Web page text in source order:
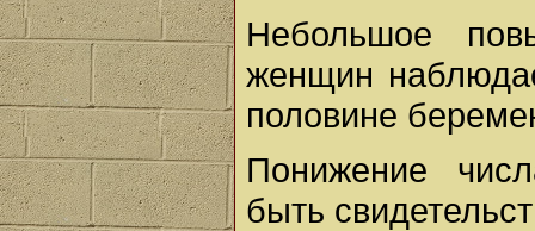
Небольшое
женщин
половине
Понижение
быть